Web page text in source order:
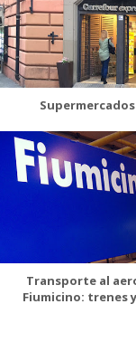
Supermercados
Transporte al
Fiumicino: trenes